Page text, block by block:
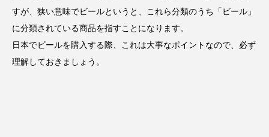
すが、狭い意味でビールというと、これら分類のうち「ビール」
に分類されている商品を指すことになります。
日本でビールを購入する際、これは大事なポイントなので、必ず
理解しておきましょう。